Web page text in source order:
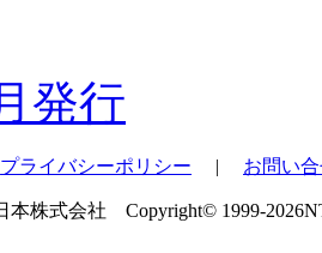
発行
プライバシーポリシー | お問い
本株式会社 Copyright© 1999-